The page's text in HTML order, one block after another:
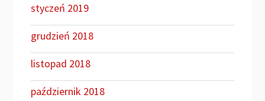
styczeń 2019
grudzień 2018
listopad 2018
październik 2018